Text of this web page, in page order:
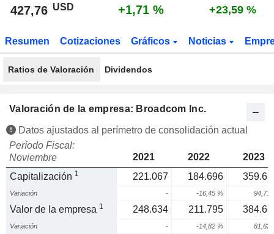
427,76 USD +1,71 % +23,59 %
Resumen Cotizaciones Gráficos Noticias
Ratios de Valoración Dividendos
Valoración de la empresa: Broadcom Inc.
Datos ajustados al perímetro de consolidación actual
Período Fiscal:
Noviembre
2021 2022
2023
Capitalización 1 221.067 184.696
Variación - -16,45 % 94,71
Valor de la empresa 1 248.634 211.795
Variación - -14,82 % 81,62